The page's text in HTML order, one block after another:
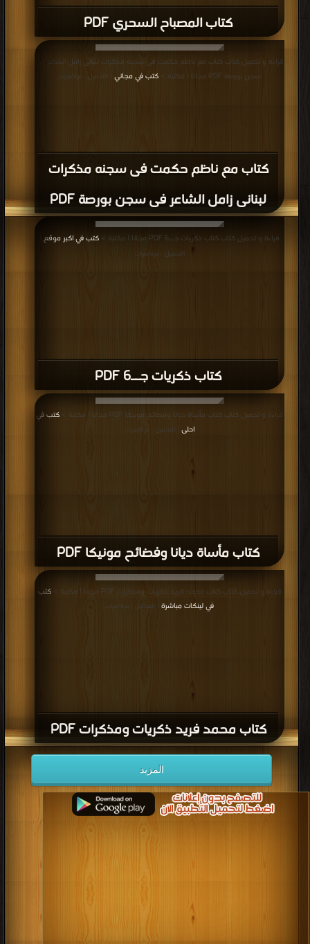
كتاب المصباح السحري PDF
كتاب مع ناظم حكمت فى سجنه مذكرات
لبنانى زامل الشاعر فى سجن بورصة PDF
قراءة و تحميل كتاب كتاب مع ناظم حكمت فى سجنه مذكرات لبنانى زامل الشاعر فى
سجن بورصة PDF مجانا | مكتبة >
كتب في مجاني | التحميل : مرة/مرات
كتاب ذكريات جــ6 PDF
قراءة و تحميل كتاب كتاب ذكريات جــ6 PDF مجانا | مكتبة > كتب في اكبر موقع
التحميل : مرة/مرات
كتاب مأساة ديانا وفضائح مونيكا PDF
قراءة و تحميل كتاب كتاب مأساة ديانا وفضائح مونيكا PDF مجانا | مكتبة >
كتب في
احلى
| التحميل : مرة/مرات
كتاب محمد فريد ذكريات ومذكرات PDF
قراءة و تحميل كتاب كتاب محمد فريد ذكريات ومذكرات PDF مجانا | مكتبة >
كتب
في لينكات مباشرة | التحميل : مرة/مرات
المزيد